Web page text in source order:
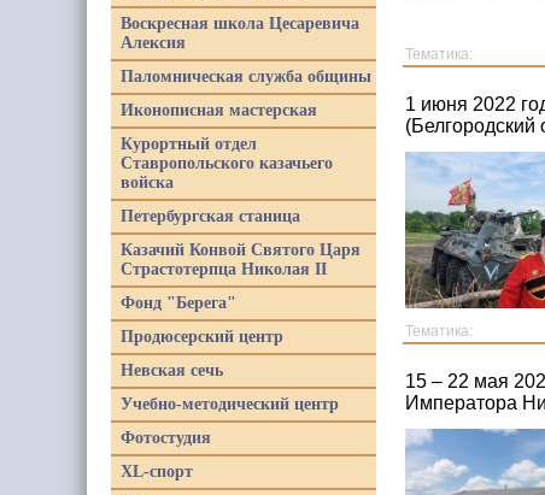
Тематика:
1 июня 2022
(Белгородский
Тематика:
15 – 22 мая
Императора
Воскресная школа Цесаревича
Алексия
Паломническая служба общины
Иконописная мастерская
Курортный отдел
Ставропольского казачьего
войска
Петербургская станица
Казачий Конвой Святого Царя
Страстотерпца Николая II
Фонд "Берега"
Продюсерский центр
Невская сечь
Учебно-методический центр
Фотостудия
XL-спорт